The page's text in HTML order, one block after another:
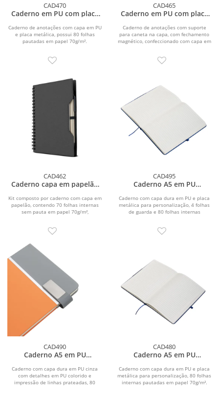
CAD470
Caderno em PU com placa
Caderno de anotações com capa em PU
e placa metálica, possui 80 folhas
pautadas em papel 70g/m².
CAD465
Caderno em PU com placa
Caderno de anotações com suporte
para caneta na capa, com fechamento
magnético, confeccionado com capa em
CAD462
Caderno capa em papelão
Kit composto por caderno com capa em
papelão, contendo 70 folhas internas
sem pauta em papel 70g/m²,
CAD495
Caderno A5 em PU
Caderno com capa dura em PU e placa
metálica para personalização, 4 folhas
de guarda e 80 folhas internas
CAD490
Caderno A5 em PU
Caderno com capa dura em PU cinza
com detalhes em PU colorido e
impressão de linhas prateadas, 80
CAD480
Caderno A5 em PU
Caderno com capa dura em PU e placa
metálica para personalização, 80 folhas
internas pautadas em papel 70g/m².